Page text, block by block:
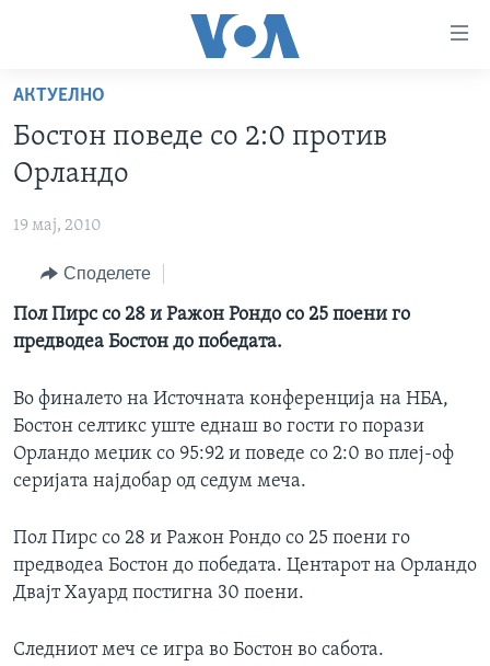
пристапност
Премини
на
главната
Премини
за
навигација
МАКЕДОНИЈА
СВЕТ
ЕКОНОМИЈА
ПОЛИТИКА
ЗДРАВЈЕ
НАУКА
УМЕТНОСТ И ЗАБАВА
ФОТОГАЛЕРИИ
ДОКУМЕНТАРЦИ
АРХИВИРАНА ПРОГРАМА
NEWSFLASH - АРХИВА
ВЕСТИ ОД САД ВО МИНУТА - АРХИВА
ИЗБОРИ ВО САД 2020 - АРХИВА
ЗА НАС
НАКУСО...
Јазици
АКТУЕЛНО
Бостон поведе со 2:0 против
Орландо
19 мај, 2010
Споделете
Пол Пирс со 28 и Ражон Рондо со 25 поени го
предводеа Бостон до победата.
Во финалето на Источната конференција на НБА,
Бостон селтикс уште еднаш во гости го порази
Орландо меџик со 95:92 и поведе со 2:0 во плеј-оф
серијата најдобар од седум меча.
Пол Пирс со 28 и Ражон Рондо со 25 поени го
предводеа Бостон до победата. Центарот на Орландо
Двајт Хауард постигна 30 поени.
Следниот меч се игра во Бостон во сабота.